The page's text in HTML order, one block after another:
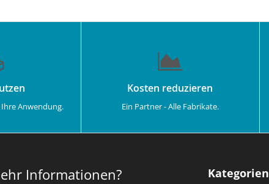
Anwendung.
Kosten reduzieren
Ein Partner - Alle Fabrikate.
Informationen? Kategorien